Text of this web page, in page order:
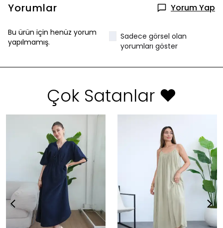
Yorumlar Yorum Yap
Bu ürün için henüz yorum
yapılmamış.
Sadece görsel olan
yorumları göster
Çok Satanlar ❤️